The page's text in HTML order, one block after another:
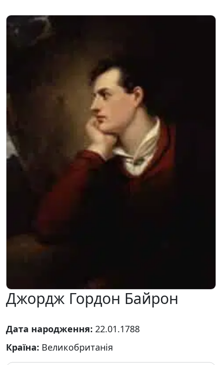
Джордж Гордон Байрон
Дата народження: 22.01.1788
Країна: Великобританія